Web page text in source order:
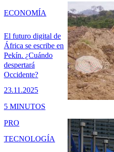
El futuro digital de
África se escribe en
Pekín. ¿Cuándo
despertará
Occidente?
23.11.2025
ECONOMÍA
5 MINUTOS
PRO
TECNOLOGÍA